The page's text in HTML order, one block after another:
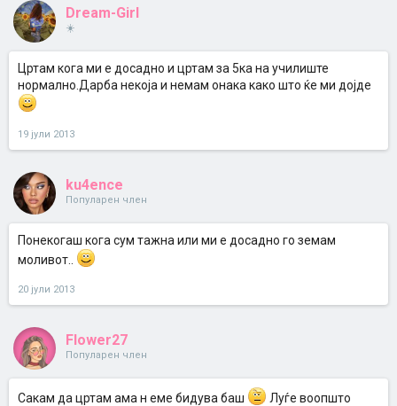
Dream-Girl
☀️
Цртам кога ми е досадно и цртам за 5ка на училиште
нормално.Дарба некоја и немам онака како што ќе ми дојде
19 јули 2013
ku4ence
Популарен член
Понекогаш кога сум тажна или ми е досадно го земам
моливот..
20 јули 2013
Flower27
Популарен член
Сакам да цртам ама н еме бидува баш
Луѓе воопшто